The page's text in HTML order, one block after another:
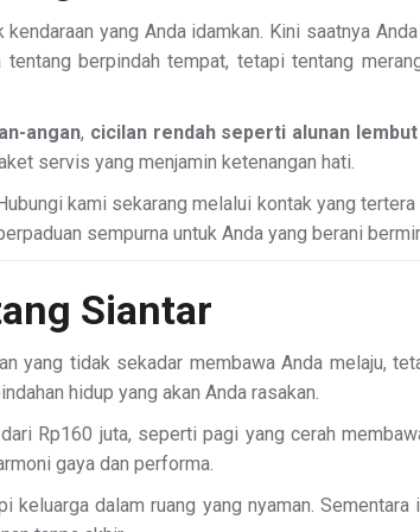
yang Anda idamkan. Kini saatnya
berpindah tempat, tetapi tentang
angan, cicilan rendah seperti alunan
servis yang menjamin ketenangan hati.
kami sekarang melalui kontak yang
sempurna untuk Anda yang berani
Siantar
yang tidak sekadar membawa Anda melaju,
hidup yang akan Anda rasakan.
Rp160 juta, seperti pagi yang cerah
gaya dan performa.
keluarga dalam ruang yang nyaman. Sementara